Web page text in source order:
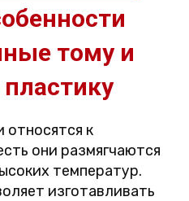
тому и
относятся к
они размягчаются
температур.
изготавливать